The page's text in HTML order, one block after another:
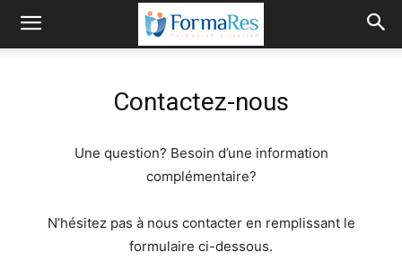
Contactez-nous
Une question? Besoin d’une information
complémentaire?
N’hésitez pas à nous contacter en remplissant le
formulaire ci-dessous.